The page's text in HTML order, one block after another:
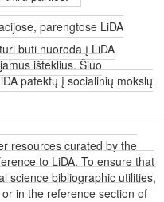
parengtose LiDA
būti nuoroda į LiDA
išteklius. Šiuo
patektų į socialinių mokslų
resources curated by the
to LiDA. To ensure that
science bibliographic utilities,
in the reference section of